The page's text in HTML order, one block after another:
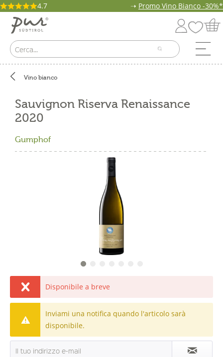
4.7 ➝ Promo Vino Bianco -30%*
Vino bianco
Sauvignon Riserva Renaissance
2020
Gumphof
Disponibile a breve
Inviami una notifica quando l'articolo sarà
disponibile.